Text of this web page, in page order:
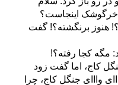
اینجاست؟
هنوز برنگشته؟! گفت
مگه کجا رفته؟!
کاج، اما گفت زود
وااای جنگل کاج، چرا